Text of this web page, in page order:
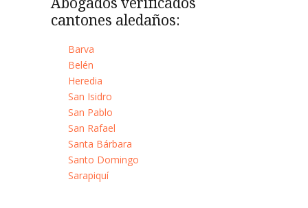
cantones aledaños:
Barva
Belén
Heredia
San Isidro
San Pablo
San Rafael
Santa Bárbara
Santo Domingo
Sarapiquí